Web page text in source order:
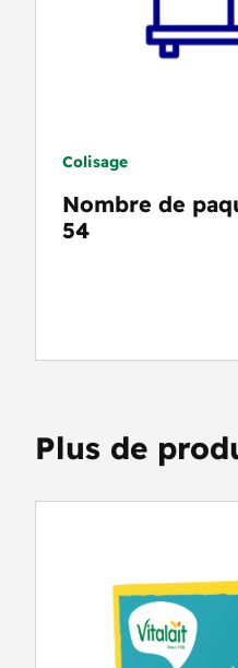
Colisage
Nombre de
54
Plus de